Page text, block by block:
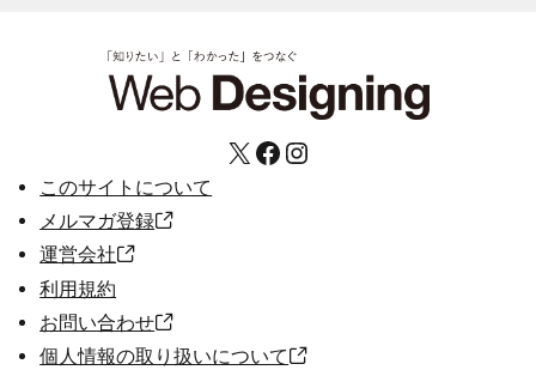
X Facebook Instagram
このサイトについて
メルマガ登録
運営会社
利用規約
お問い合わせ
個人情報の取り扱いについて